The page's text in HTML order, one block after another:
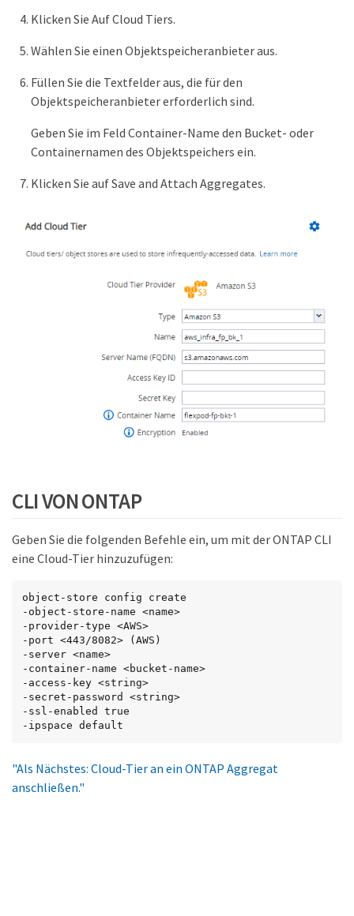
Klicken Sie Auf Cloud Tiers.
Wählen Sie einen Objektspeicheranbieter aus.
Füllen Sie die Textfelder aus, die für den
Objektspeicheranbieter erforderlich sind.
Geben Sie im Feld Container-Name den Bucket- oder
Containernamen des Objektspeichers ein.
Klicken Sie auf Save and Attach Aggregates.
CLI VON ONTAP
Geben Sie die folgenden Befehle ein, um mit der ONTAP CLI
eine Cloud-Tier hinzuzufügen:
object-store config create
-object-store-name <name>
-provider-type <AWS>
-port <443/8082> (AWS)
-server <name>
-container-name <bucket-name>
-access-key <string>
-secret-password <string>
-ssl-enabled true
-ipspace default
"Als Nächstes: Cloud-Tier an ein ONTAP Aggregat
anschließen."